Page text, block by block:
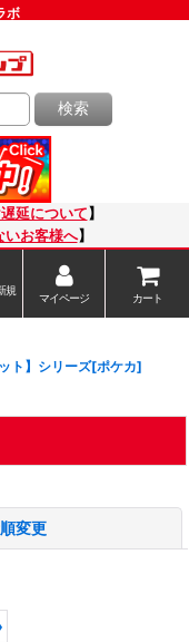
ボ
検索
延について 】
いお客様へ】
規
マイページ カート
ト】シリーズ[ポケカ]
変更